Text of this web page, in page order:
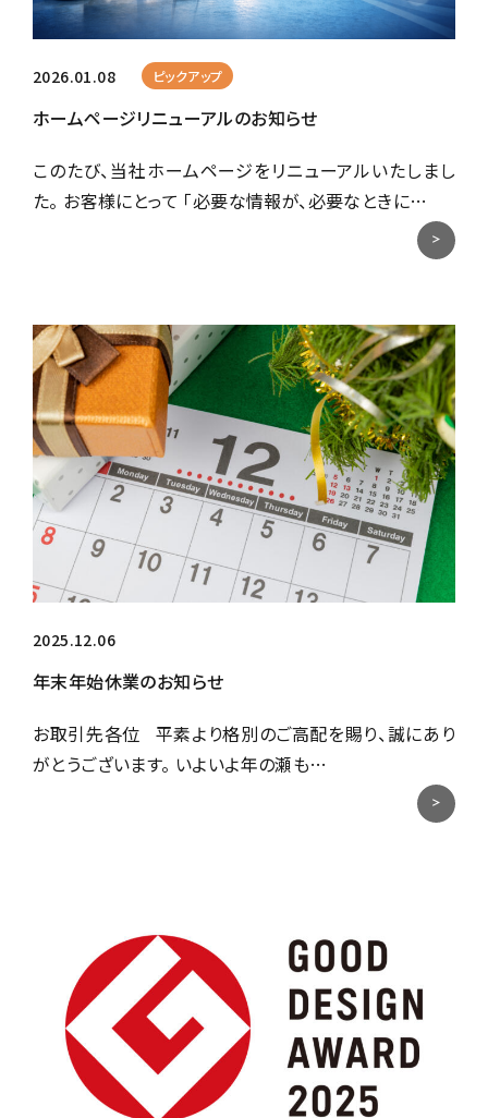
2026.01.08 ピックアップ
ホームページリニューアルのお知らせ
このたび、当社ホームページをリニューアルいたしまし
た。 お客様にとって 「必要な情報が、必要なときに…
2025.12.06
年末年始休業のお知らせ
お取引先各位 平素より格別のご高配を賜り、誠にあり
がとうございます。 いよいよ年の瀬も…